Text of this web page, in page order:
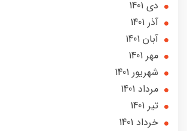
دی 1401
آذر 1401
آبان 1401
مهر 1401
شهریور 1401
مرداد 1401
تير 1401
خرداد 1401